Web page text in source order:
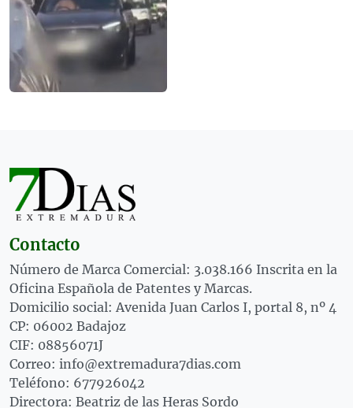
Contacto
Número de Marca Comercial: 3.038.166 Inscrita en la
Oficina Española de Patentes y Marcas.
Domicilio social: Avenida Juan Carlos I, portal 8, nº 4
CP: 06002 Badajoz
CIF: 08856071J
Correo: info@extremadura7dias.com
Teléfono: 677926042
Directora: Beatriz de las Heras Sordo